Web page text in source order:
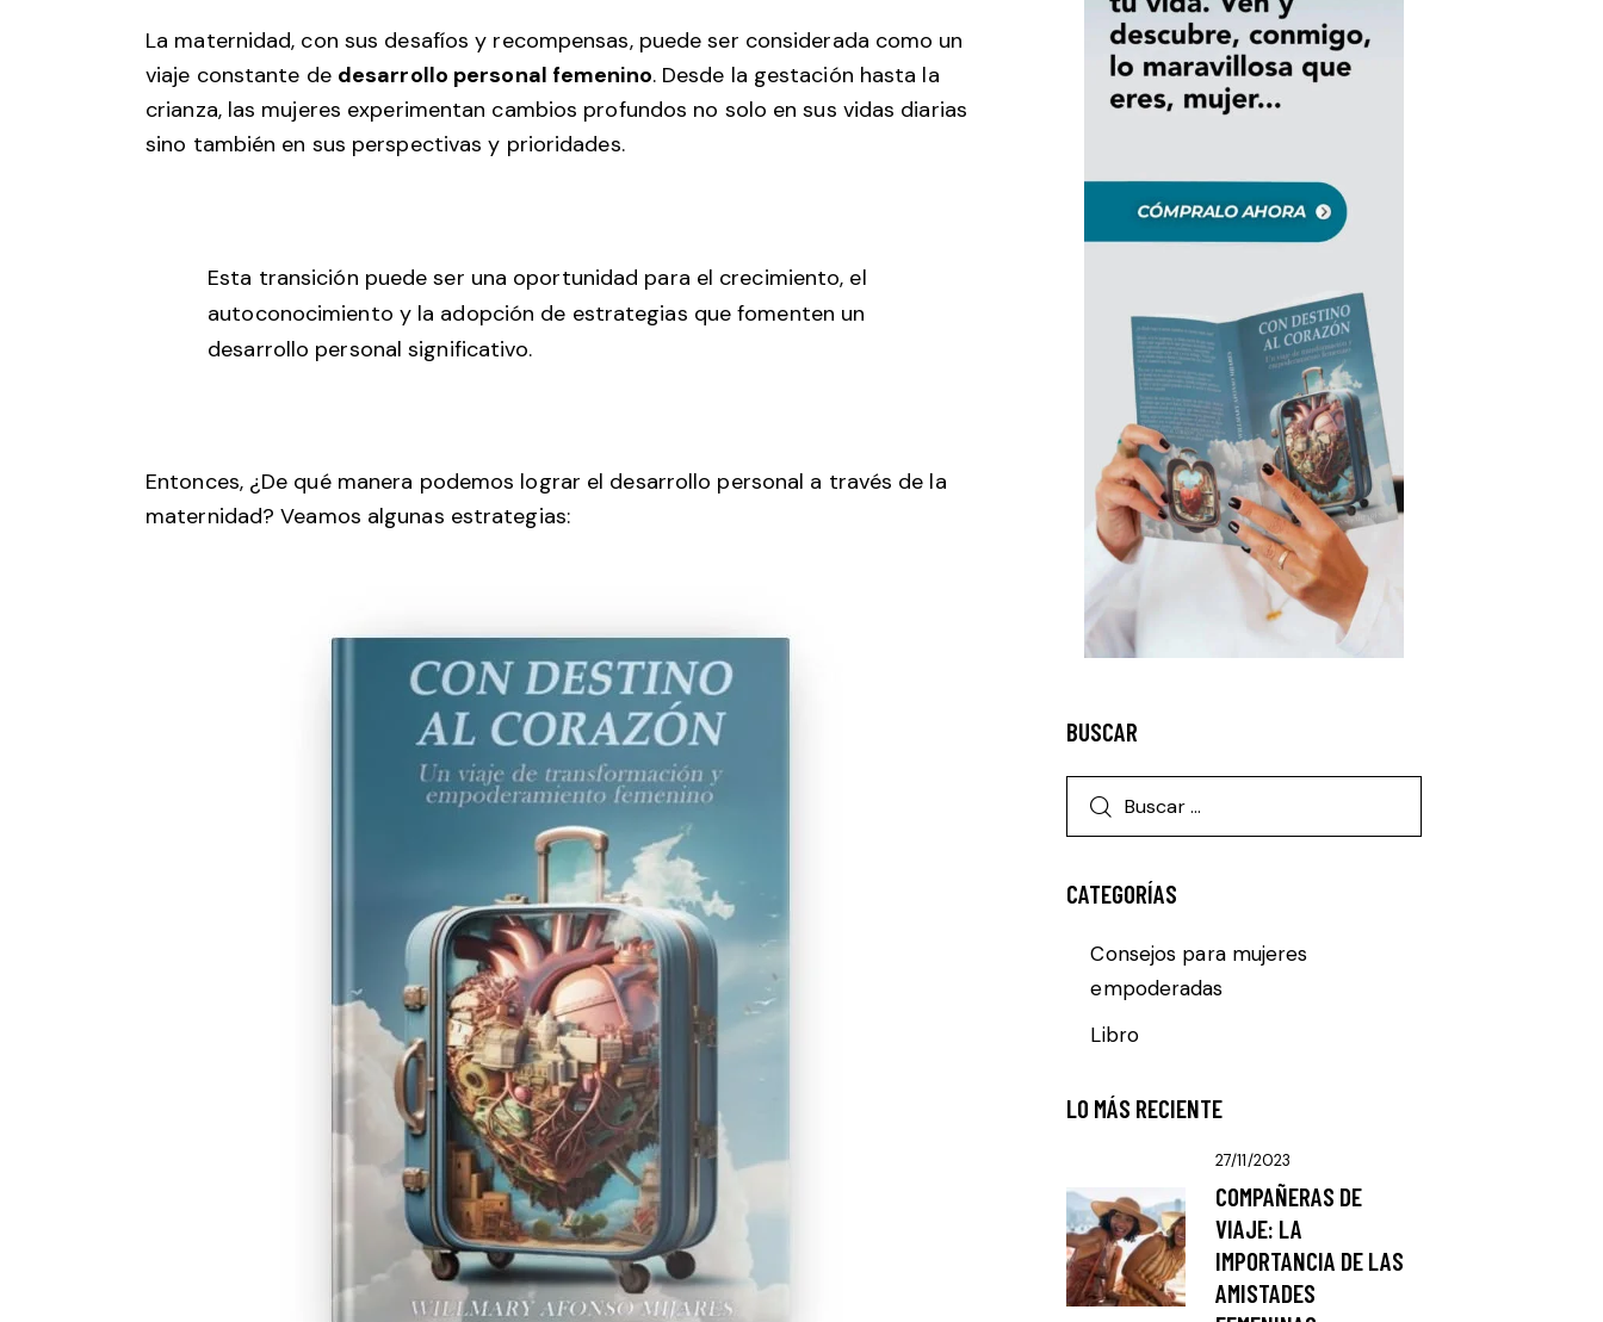
La maternidad, con sus desafíos y recompensas, puede ser considerada como un
viaje constante de desarrollo personal femenino. Desde la gestación hasta la
crianza, las mujeres experimentan cambios profundos no solo en sus vidas diarias
sino también en sus perspectivas y prioridades.
Esta transición puede ser una oportunidad para el crecimiento, el
autoconocimiento y la adopción de estrategias que fomenten un
desarrollo personal significativo.
Entonces, ¿De qué manera podemos lograr el desarrollo personal a través de la
maternidad? Veamos algunas estrategias:
BUSCAR
CATEGORÍAS
Consejos para mujeres
empoderadas
Libro
LO MÁS RECIENTE
27/11/2023
COMPAÑERAS DE
VIAJE: LA
IMPORTANCIA DE LAS
AMISTADES